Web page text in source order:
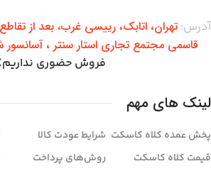
آدرس: تهران،‌ اتابک، رییسی غرب، بعد از
قاسمی مجتمع تجاری استار سنتر ، آسانسور
فروش حضوری
لینک های مهم
پخش عمده کلاه کاسکت
قیمت کلاه کاسکت
شرایط عودت کالا
روش‌های پرداخت